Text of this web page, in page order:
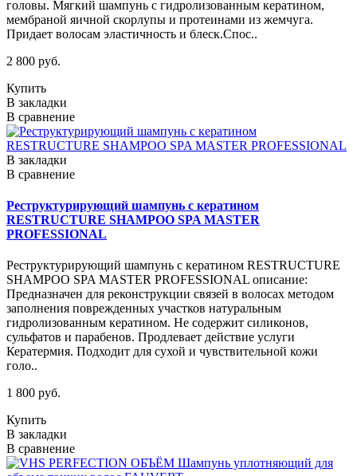
головы. Мягкий шампунь с гидролизованным кератином,
мембраной яичной скорлупы и протеинами из жемчуга.
Придает волосам эластичность и блеск.Спос..
2 800 руб.
Купить
В закладки
В сравнение
В закладки
В сравнение
Реструктурирующий шампунь с кератином
RESTRUCTURE SHAMPOO SPA MASTER
PROFESSIONAL
Реструктурирующий шампунь с кератином RESTRUCTURE
SHAMPOO SPA MASTER PROFESSIONAL описание:
Предназначен для реконструкции связей в волосах методом
заполнения поврежденных участков натуральным
гидролизованным кератином. Не содержит силиконов,
сульфатов и парабенов. Продлевает действие услуги
Кератермия. Подходит для сухой и чувствительной кожи
голо..
1 800 руб.
Купить
В закладки
В сравнение